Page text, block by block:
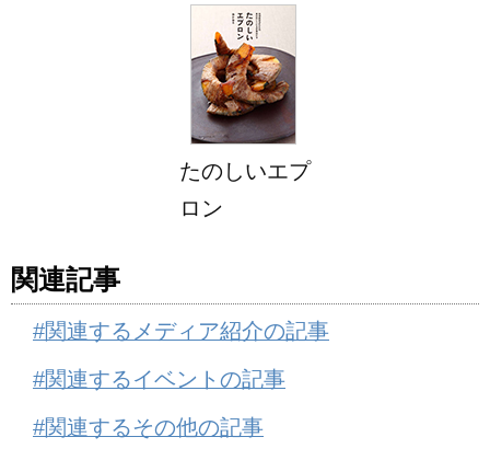
たのしいエプ
ロン
関連記事
#関連するメディア紹介の記事
#関連するイベントの記事
#関連するその他の記事